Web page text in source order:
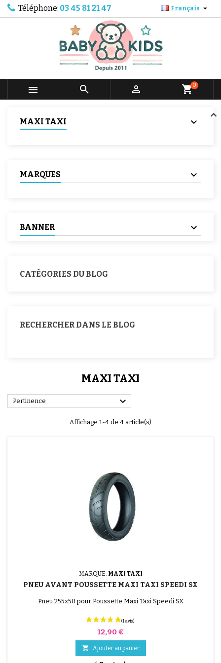
Téléphone: 03 45 81 21 47 Français 
   shopping_cart0
MAXI TAXI
MARQUES
BANNER
CATÉGORIES DU BLOG
RECHERCHER DANS LE BLOG
MAXI TAXI
Pertinence 
Affichage 1-4 de 4 article(s)
MARQUE: MAXI TAXI
PNEU AVANT POUSSETTE MAXI TAXI SPEEDI SX
Pneu 255x50 pour Poussette Maxi Taxi Speedi SX
Prix
12,90 €
 Ajouter au panier